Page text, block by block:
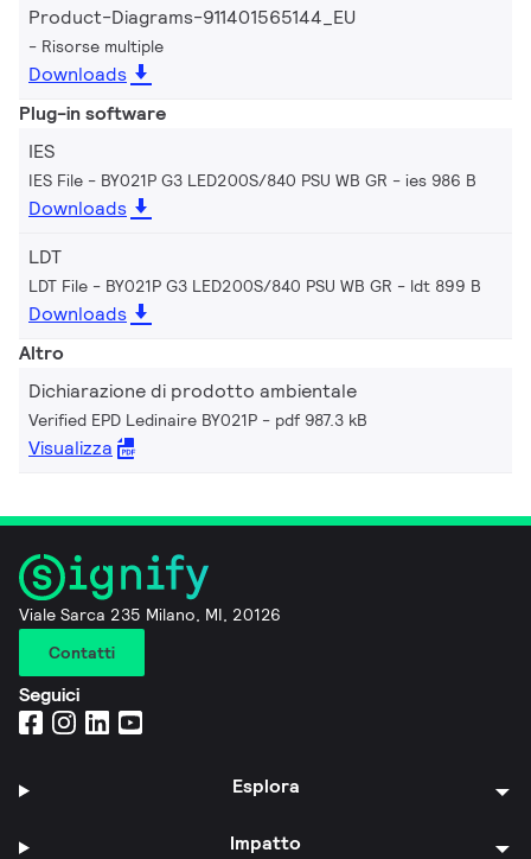
Product-Diagrams-911401565144_EU
Risorse multiple
Downloads
Plug-in software
IES
IES File - BY021P G3 LED200S/840 PSU WB GR ies 986 B
Downloads
LDT
LDT File - BY021P G3 LED200S/840 PSU WB GR ldt 899 B
Downloads
Altro
Dichiarazione di prodotto ambientale
Verified EPD Ledinaire BY021P pdf 987.3 kB
Visualizza
Viale Sarca 235 Milano, MI, 20126
Contatti
Seguici
Esplora
Impatto